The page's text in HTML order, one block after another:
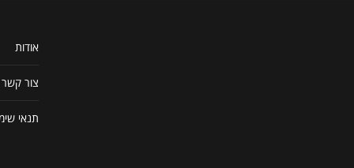
אודות
צור קשר
תנאי